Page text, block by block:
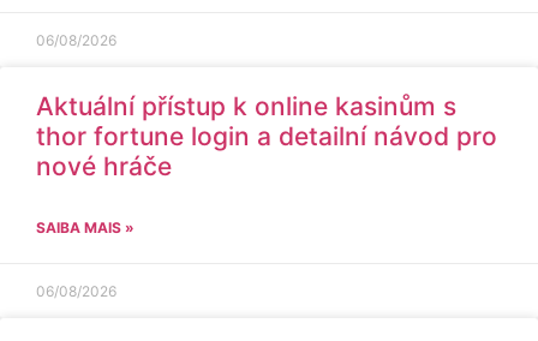
06/08/2026
Aktuální přístup k online kasinům s
thor fortune login a detailní návod pro
nové hráče
SAIBA MAIS »
06/08/2026